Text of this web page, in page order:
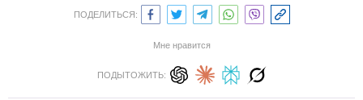
ПОДЕЛИТЬСЯ:
Мне нравится
ПОДЫТОЖИТЬ: